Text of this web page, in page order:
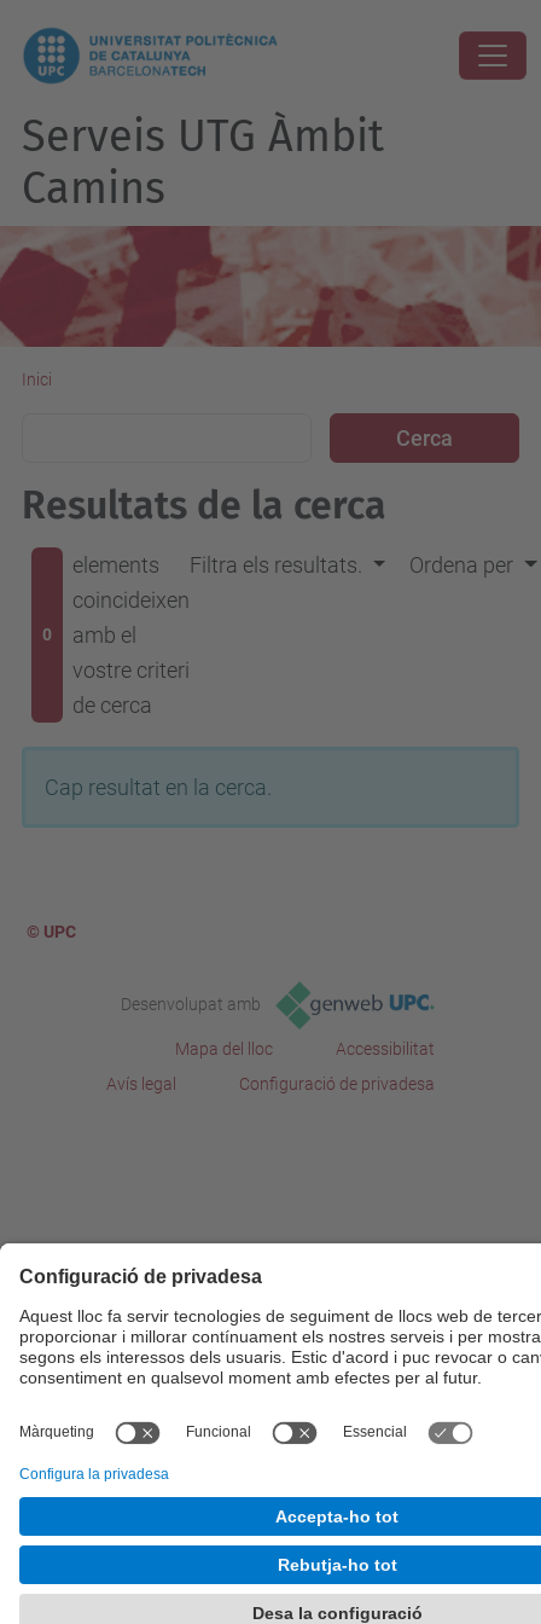
Serveis UTG Àmbit
Camins
Inici
Resultats de la cerca
0
elements
coincideixen
amb el
vostre criteri
de cerca
Filtra els resultats. Ordena per
Cap resultat en la cerca.
© UPC
Desenvolupat amb
Mapa del lloc
Accessibilitat
Avís legal
Configuració de privadesa